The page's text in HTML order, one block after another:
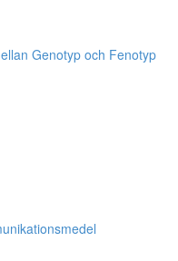
Genotyp och Fenotyp